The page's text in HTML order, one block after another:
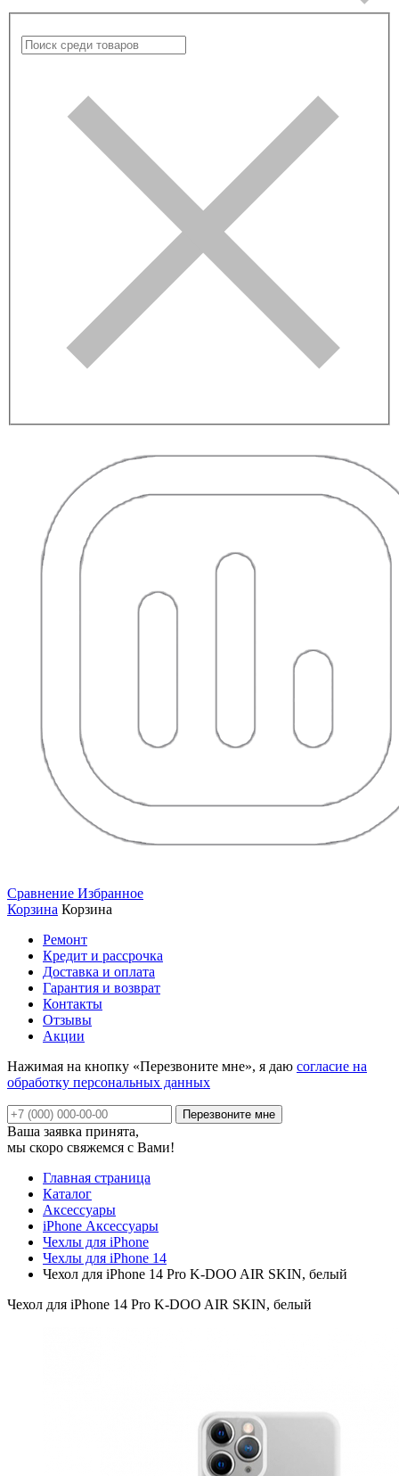
Сравнение Избранное
Корзина Корзина
Ремонт
Кредит и рассрочка
Доставка и оплата
Гарантия и возврат
Контакты
Отзывы
Акции
Нажимая на кнопку «Перезвоните мне», я даю согласие на
обработку персональных данных
Ваша заявка принята,
мы скоро свяжемся с Вами!
Главная страница
Каталог
Аксессуары
iPhone Аксессуары
Чехлы для iPhone
Чехлы для iPhone 14
Чехол для iPhone 14 Pro K-DOO AIR SKIN, белый
Чехол для iPhone 14 Pro K-DOO AIR SKIN, белый